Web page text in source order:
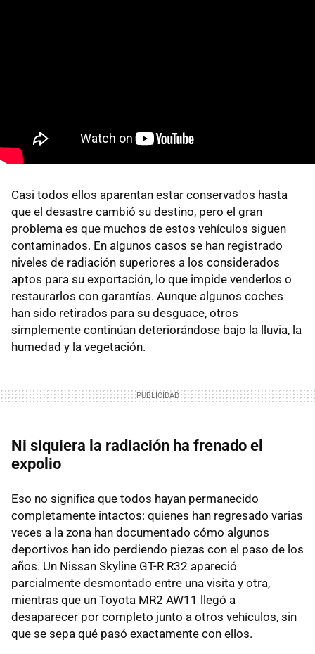
Casi todos ellos aparentan estar conservados hasta
que el desastre cambió su destino, pero el gran
problema es que muchos de estos vehículos siguen
contaminados. En algunos casos se han registrado
niveles de radiación superiores a los considerados
aptos para su exportación, lo que impide venderlos o
restaurarlos con garantías. Aunque algunos coches
han sido retirados para su desguace, otros
simplemente continúan deteriorándose bajo la lluvia, la
humedad y la vegetación.
Ni siquiera la radiación ha frenado el
expolio
Eso no significa que todos hayan permanecido
completamente intactos: quienes han regresado varias
veces a la zona han documentado cómo algunos
deportivos han ido perdiendo piezas con el paso de los
años. Un Nissan Skyline GT-R R32 apareció
parcialmente desmontado entre una visita y otra,
mientras que un Toyota MR2 AW11 llegó a
desaparecer por completo junto a otros vehículos, sin
que se sepa qué pasó exactamente con ellos.